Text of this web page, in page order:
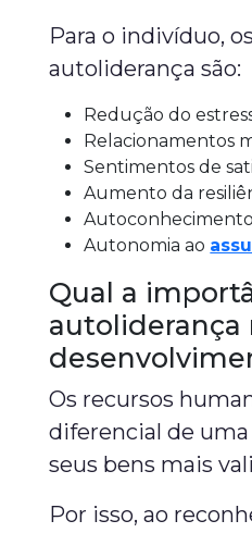
Para o indivíduo,
autoliderança são:
Redução do
Relacionamentos
Sentimentos de
Aumento da
Autonomia ao
Qual a
autoliderança
Os recursos
diferencial de
seus bens mais
Por isso, ao